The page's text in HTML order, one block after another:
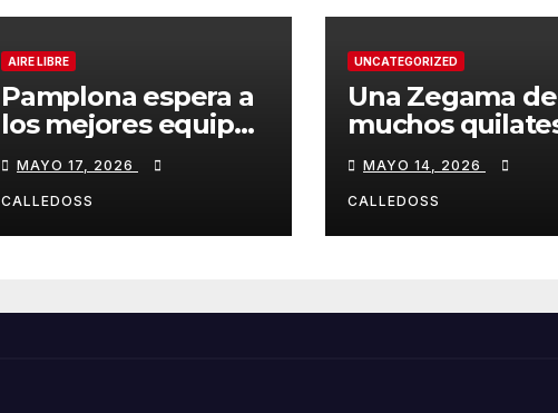
AIRE LIBRE
Pamplona espera a
los mejores equipos
de la Liga Joma e
Iberdrola
MAYO 17, 2026
CALLEDOSS
UNCATEGORIZED
Una Zegama de
muchos
MAYO 14, 2026
CALLEDOSS